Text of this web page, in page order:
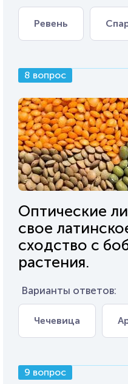
Ревень
8 вопрос
Оптические
свое
сходство с
растения.
Варианты ответов:
Чечевица
9 вопрос